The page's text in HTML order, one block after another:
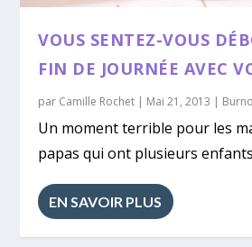
VOUS SENTEZ-VOUS
FIN DE JOURNÉE AVEC
par Camille Rochet | Mai 21, 2013 |
Un moment terrible pour les
papas qui ont plusieurs
EN SAVOIR PLUS